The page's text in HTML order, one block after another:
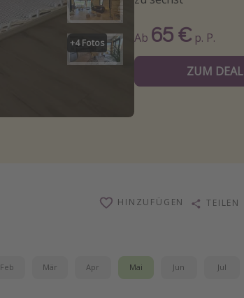
+4 Fotos Ab 65 € p. P.
ZUM DEAL
HINZUFÜGEN TEILEN
Feb Mär Apr Mai Jun Jul